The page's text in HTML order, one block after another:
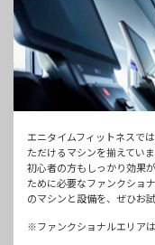
エニタイムフィットネスで
ただけるマシンを揃えてい
初心者の方もしっかり効果
ために必要なファンクショ
のマシンと設備を、ぜひお
※ファンクショナルエリア